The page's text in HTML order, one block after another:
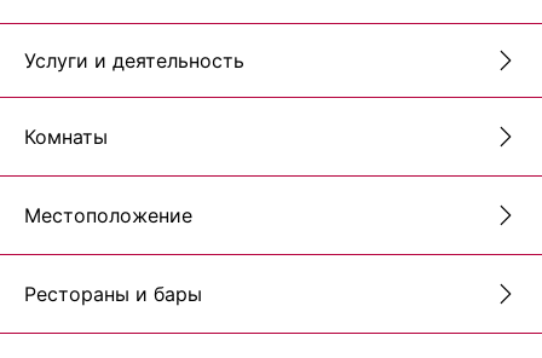
Услуги и деятельность
Комнаты
Местоположение
Рестораны и бары